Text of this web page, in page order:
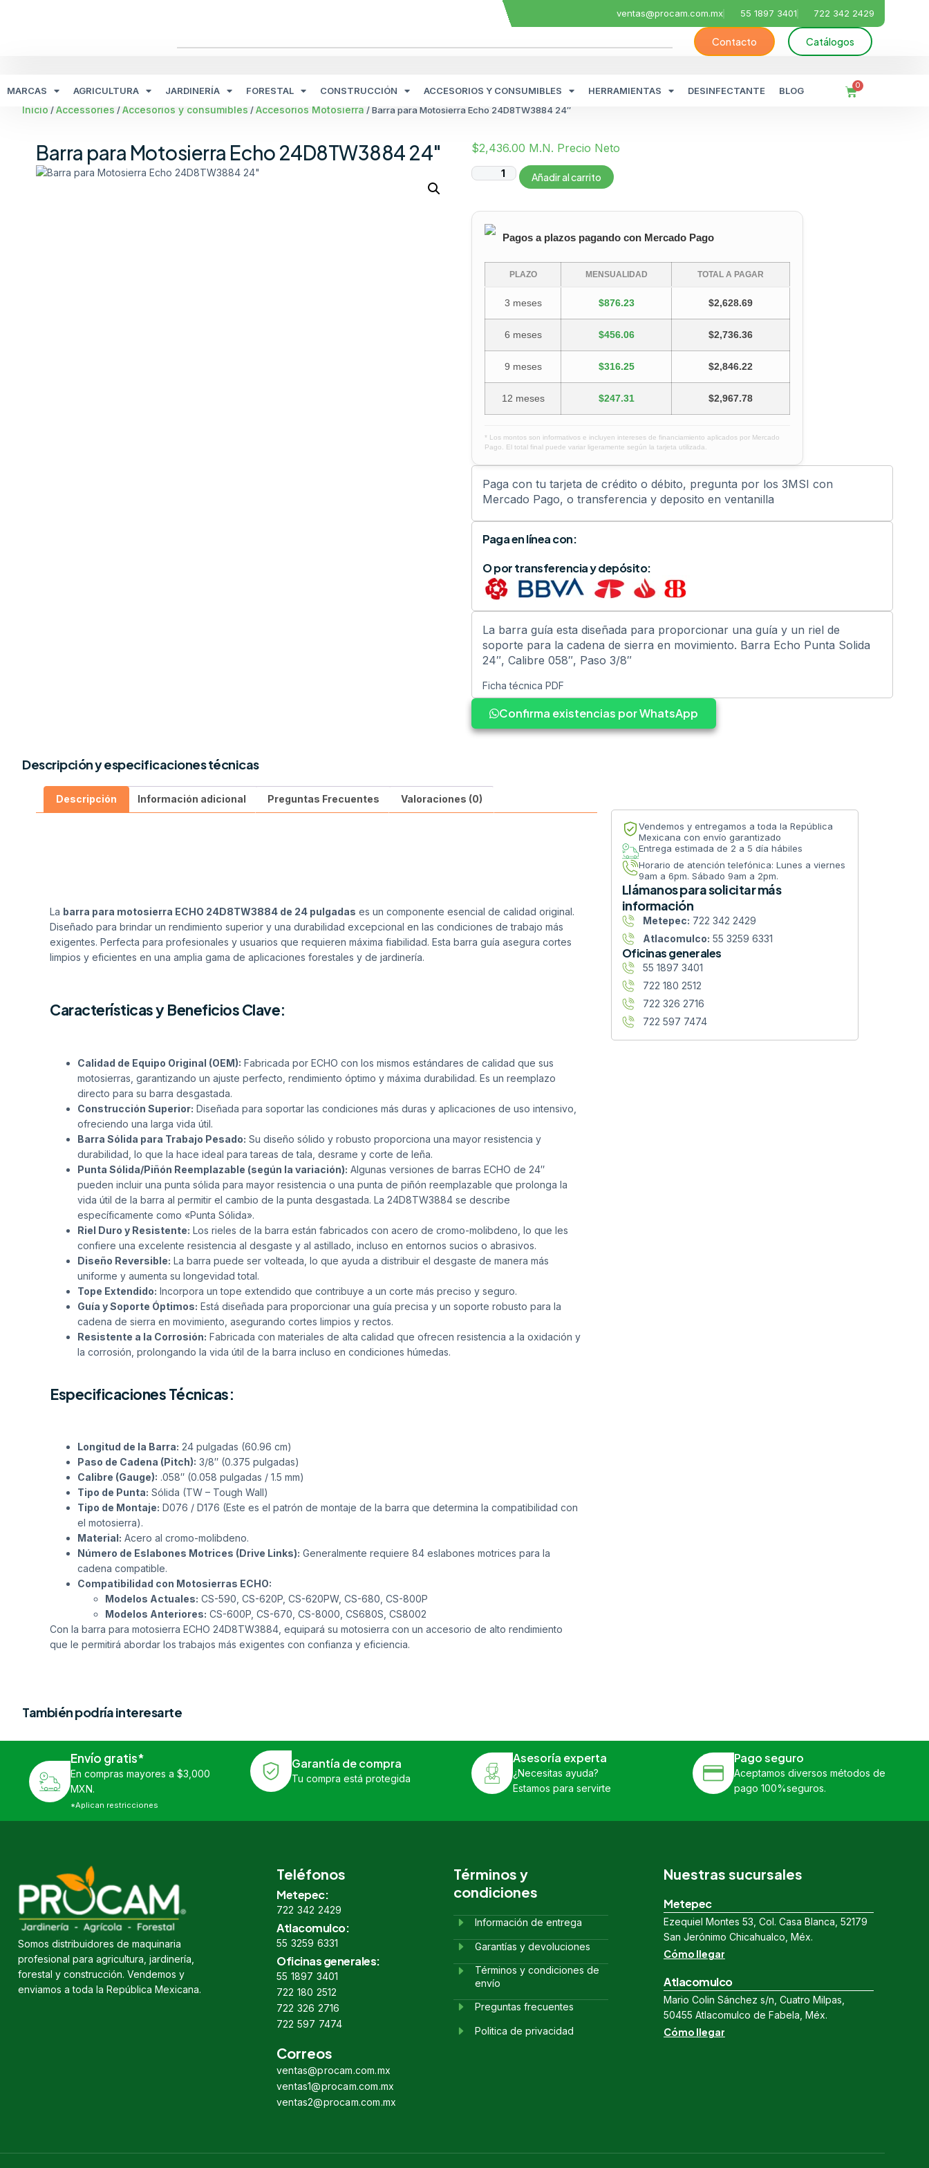
ventas@procam.com.mx 55 1897 3401 722 342 2429
Contacto Catálogos
MARCAS AGRICULTURA JARDINERÍA FORESTAL CONSTRUCCIÓN ACCESORIOS Y CONSUMIBLES HERRAMIENTAS DESINFECTANTE BLOG 0
Inicio /Accessories /Accesorios y consumibles /Accesorios Motosierra / Barra para Motosierra Echo 24D8TW3884 24″
Barra para Motosierra Echo 24D8TW3884 24″ $2,436.00 M.N. Precio Neto
Añadir al carrito
Pagos a plazos pagando con Mercado Pago
PLAZO MENSUALIDAD TOTAL A PAGAR
3 meses $876.23 $2,628.69
6 meses $456.06 $2,736.36
9 meses $316.25 $2,846.22
12 meses $247.31 $2,967.78
* Los montos son informativos e incluyen intereses de financiamiento aplicados por Mercado
Pago. El total final puede variar ligeramente según la tarjeta utilizada.
Paga con tu tarjeta de crédito o débito, pregunta por los 3MSI con
Mercado Pago, o transferencia y deposito en ventanilla
Paga en línea con:
O por transferencia y depósito:
La barra guía esta diseñada para proporcionar una guía y un riel de
soporte para la cadena de sierra en movimiento. Barra Echo Punta Solida
24″, Calibre 058″, Paso 3/8″
Ficha técnica PDF
Confirma existencias por WhatsApp
Descripción y especificaciones técnicas
Descripción Información adicional Preguntas Frecuentes Valoraciones (0)
La barra para motosierra ECHO 24D8TW3884 de 24 pulgadas es un componente esencial de calidad original.
Diseñado para brindar un rendimiento superior y una durabilidad excepcional en las condiciones de trabajo más
exigentes. Perfecta para profesionales y usuarios que requieren máxima fiabilidad. Esta barra guía asegura cortes
limpios y eficientes en una amplia gama de aplicaciones forestales y de jardinería.
Características y Beneficios Clave:
Calidad de Equipo Original (OEM): Fabricada por ECHO con los mismos estándares de calidad que sus
motosierras, garantizando un ajuste perfecto, rendimiento óptimo y máxima durabilidad. Es un reemplazo
directo para su barra desgastada.
Construcción Superior: Diseñada para soportar las condiciones más duras y aplicaciones de uso intensivo,
ofreciendo una larga vida útil.
Barra Sólida para Trabajo Pesado: Su diseño sólido y robusto proporciona una mayor resistencia y
durabilidad, lo que la hace ideal para tareas de tala, desrame y corte de leña.
Punta Sólida/Piñón Reemplazable (según la variación): Algunas versiones de barras ECHO de 24″
pueden incluir una punta sólida para mayor resistencia o una punta de piñón reemplazable que prolonga la
vida útil de la barra al permitir el cambio de la punta desgastada. La 24D8TW3884 se describe
específicamente como «Punta Sólida».
Riel Duro y Resistente: Los rieles de la barra están fabricados con acero de cromo-molibdeno, lo que les
confiere una excelente resistencia al desgaste y al astillado, incluso en entornos sucios o abrasivos.
Diseño Reversible: La barra puede ser volteada, lo que ayuda a distribuir el desgaste de manera más
uniforme y aumenta su longevidad total.
Tope Extendido: Incorpora un tope extendido que contribuye a un corte más preciso y seguro.
Guía y Soporte Óptimos: Está diseñada para proporcionar una guía precisa y un soporte robusto para la
cadena de sierra en movimiento, asegurando cortes limpios y rectos.
Resistente a la Corrosión: Fabricada con materiales de alta calidad que ofrecen resistencia a la oxidación y
la corrosión, prolongando la vida útil de la barra incluso en condiciones húmedas.
Especificaciones Técnicas:
Longitud de la Barra: 24 pulgadas (60.96 cm)
Paso de Cadena (Pitch): 3/8″ (0.375 pulgadas)
Calibre (Gauge): .058″ (0.058 pulgadas / 1.5 mm)
Tipo de Punta: Sólida (TW – Tough Wall)
Tipo de Montaje: D076 / D176 (Este es el patrón de montaje de la barra que determina la compatibilidad con
el motosierra).
Material: Acero al cromo-molibdeno.
Número de Eslabones Motrices (Drive Links): Generalmente requiere 84 eslabones motrices para la
cadena compatible.
Compatibilidad con Motosierras ECHO:
Modelos Actuales: CS-590, CS-620P, CS-620PW, CS-680, CS-800P
Modelos Anteriores: CS-600P, CS-670, CS-8000, CS680S, CS8002
Con la barra para motosierra ECHO 24D8TW3884, equipará su motosierra con un accesorio de alto rendimiento
que le permitirá abordar los trabajos más exigentes con confianza y eficiencia.
Vendemos y entregamos a toda la República
Mexicana con envío garantizado
Entrega estimada de 2 a 5 día hábiles
Horario de atención telefónica: Lunes a viernes
9am a 6pm. Sábado 9am a 2pm.
Llámanos para solicitar más
información
Metepec: 722 342 2429
Atlacomulco: 55 3259 6331
Oficinas generales
55 1897 3401
722 180 2512
722 326 2716
722 597 7474
También podría interesarte
Envío gratis*
En compras mayores a $3,000
MXN.
*Aplican restricciones
Garantía de compra
Tu compra está protegida
Asesoría experta
¿Necesitas ayuda?
Estamos para servirte
Pago seguro
Aceptamos diversos métodos de
pago 100%seguros.
Somos distribuidores de maquinaria
profesional para agricultura, jardinería,
forestal y construcción. Vendemos y
enviamos a toda la República Mexicana.
Teléfonos
Metepec:
722 342 2429
Atlacomulco:
55 3259 6331
Oficinas generales:
55 1897 3401
722 180 2512
722 326 2716
722 597 7474
Correos
ventas@procam.com.mx
ventas1@procam.com.mx
ventas2@procam.com.mx
Términos y
condiciones
Información de entrega
Garantías y devoluciones
Términos y condiciones de
envío
Preguntas frecuentes
Politica de privacidad
Nuestras sucursales
Metepec
Ezequiel Montes 53, Col. Casa Blanca, 52179
San Jerónimo Chicahualco, Méx.
Cómo llegar
Atlacomulco
Mario Colin Sánchez s/n, Cuatro Milpas,
50455 Atlacomulco de Fabela, Méx.
Cómo llegar